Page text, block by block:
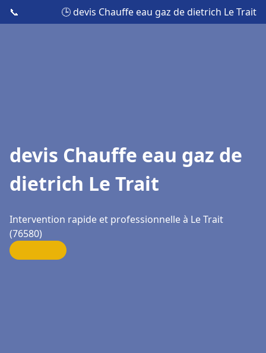
📞 🕒 devis Chauffe eau gaz de dietrich Le Trait
devis Chauffe eau gaz de
dietrich Le Trait
Intervention rapide et professionnelle à Le Trait
(76580)